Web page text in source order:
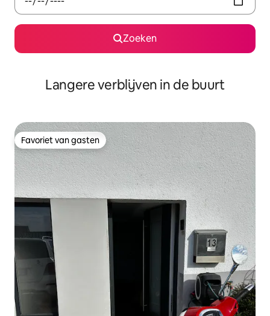
Zoeken
Langere verblijven in de buurt
Favoriet van gasten
Favoriet van gasten